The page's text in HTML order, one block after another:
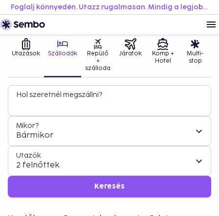
Foglalj könnyedén. Utazz rugalmasan. Mindig a legjobb áron.
Utazások Szállodák
Repülő
+
szálloda
Járatok
Komp +
Hotel
Multi-
stop
Hol szeretnél megszállni?
Mikor?
Bármikor
Utazók
2 felnőttek
Keresés